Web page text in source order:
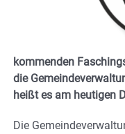
kommenden
die
heißt es am heutigen
Die